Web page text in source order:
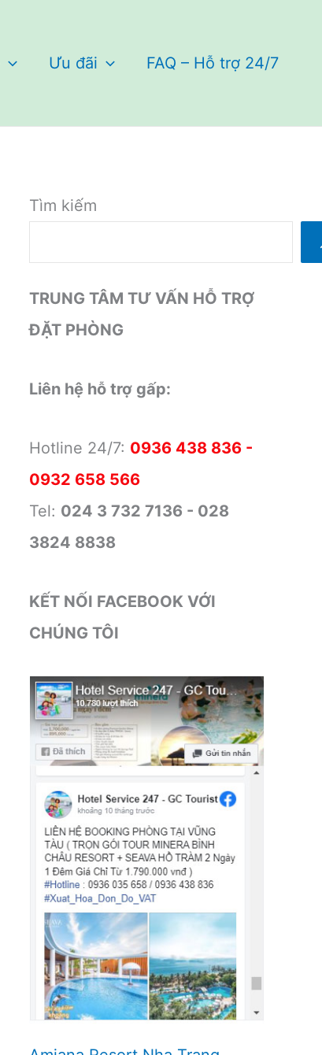
Ưu đãi FAQ – Hỗ trợ 24/7
Tìm kiếm
TRUNG TÂM TƯ VẤN HỖ TRỢ
ĐẶT PHÒNG
Liên hệ hỗ trợ gấp:
Hotline 24/7: 0936 438 836 -
0932 658 566
Tel: 024 3 732 7136 - 028
3824 8838
KẾT NỐI FACEBOOK VỚI
CHÚNG TÔI